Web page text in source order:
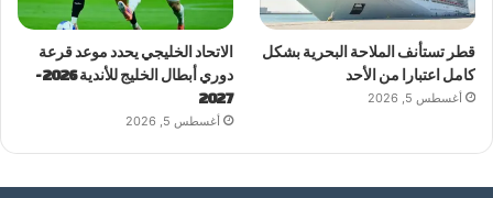
قطر تستأنف الملاحة البحرية بشكل
كامل اعتبارا من الأحد
أغسطس 5, 2026
الاتحاد الخليجي يحدد موعد قرعة
دوري أبطال الخليج للأندية 2026-
2027
أغسطس 5, 2026